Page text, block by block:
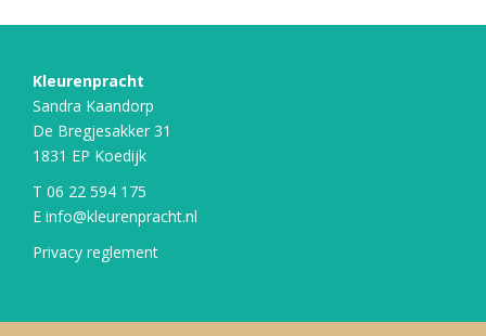
Kleurenpracht
Sandra Kaandorp
De Bregjesakker 31
1831 EP Koedijk
T 06 22 594 175
E info@kleurenpracht.nl
Privacy reglement